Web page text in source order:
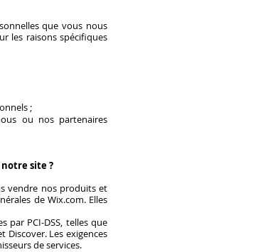
que vous nous
les raisons spécifiques
;
ou nos partenaires
site ?
vendre nos produits et
de Wix.com. Elles
par PCI-DSS, telles que
Discover. Les exigences
de services.